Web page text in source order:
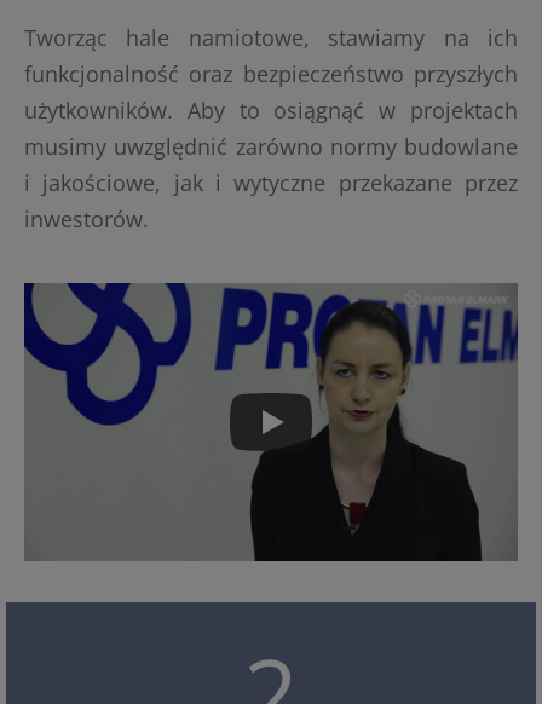
Tworząc hale namiotowe, stawiamy na ich
funkcjonalność oraz bezpieczeństwo przyszłych
użytkowników. Aby to osiągnąć w projektach
musimy uwzględnić zarówno normy budowlane
i jakościowe, jak i wytyczne przekazane przez
inwestorów.